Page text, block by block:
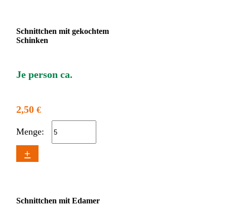
Schnittchen mit gekochtem
Schinken
Je person ca.
2,50€
Menge:
+
Schnittchen mit Edamer